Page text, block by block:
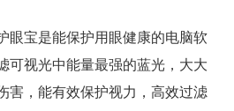
眼宝是能保护用眼健康的电脑软
可视光中能量最强的蓝光，大大
害，能有效保护视力，高效过滤